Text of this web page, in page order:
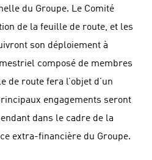
du Groupe. Le Comité
de la feuille de route, et les
son déploiement à
composé de membres
de route fera l’objet d’un
engagements seront
dans le cadre de la
extra-financière du Groupe.